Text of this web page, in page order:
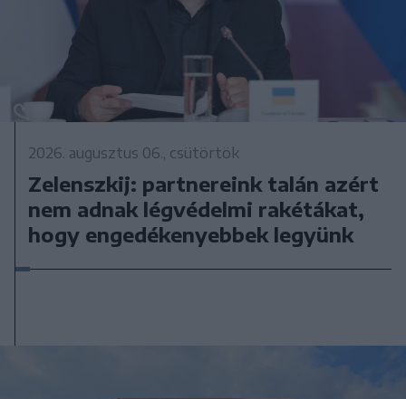
2026. augusztus 06., csütörtök
Zelenszkij: partnereink talán azért
nem adnak légvédelmi rakétákat,
hogy engedékenyebbek legyünk